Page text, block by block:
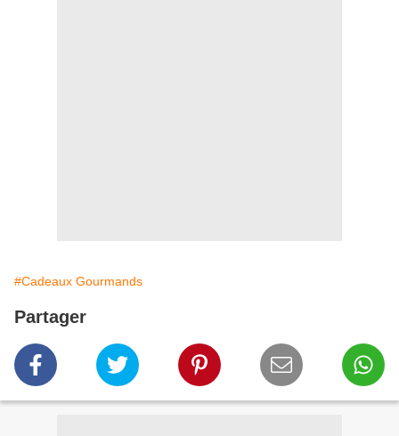
#Cadeaux Gourmands
Partager